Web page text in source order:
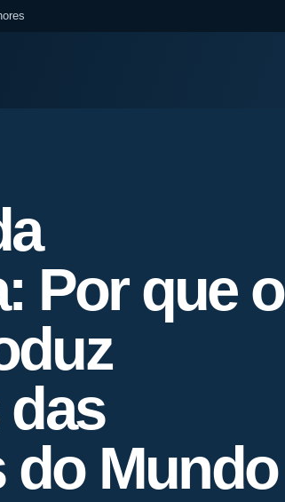
Por que o
do Mundo